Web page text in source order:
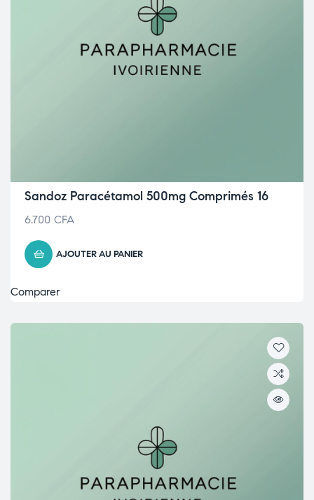
Sandoz Paracétamol 500mg Comprimés 16
6.700 CFA
AJOUTER AU PANIER
Comparer